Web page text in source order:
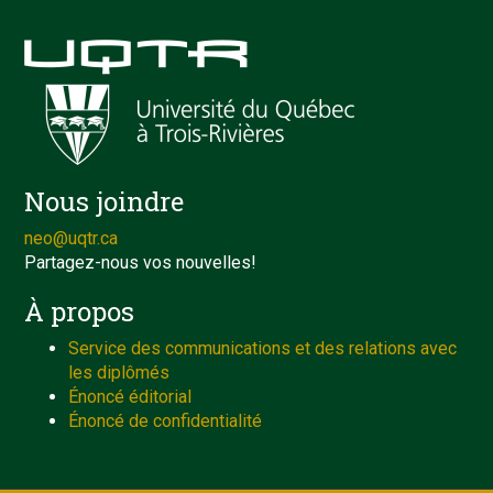
Nous joindre
neo@uqtr.ca
Partagez-nous vos nouvelles!
À propos
Service des communications et des relations avec
les diplômés
Énoncé éditorial
Énoncé de confidentialité